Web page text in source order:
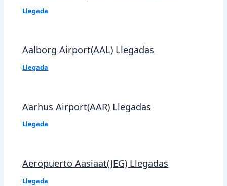
Llegada
Aalborg Airport(AAL) Llegadas
Llegada
Aarhus Airport(AAR) Llegadas
Llegada
Aeropuerto Aasiaat(JEG) Llegadas
Llegada